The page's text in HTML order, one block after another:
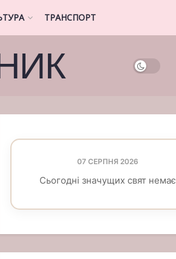
ТРАНСПОРТ
07 СЕРПНЯ 2026
Сьогодні значущих свят немає